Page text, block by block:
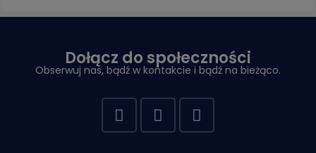
Dołącz do społeczności
Obserwuj nas, bądź w kontakcie i bądź na bieżąco.